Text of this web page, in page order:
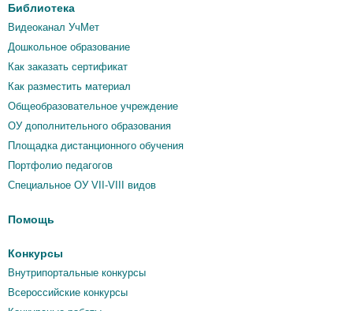
Библиотека
Видеоканал УчМет
Дошкольное образование
Как заказать сертификат
Как разместить материал
Общеобразовательное учреждение
ОУ дополнительного образования
Площадка дистанционного обучения
Портфолио педагогов
Специальное ОУ VII-VIII видов
Помощь
Конкурсы
Внутрипортальные конкурсы
Всероссийские конкурсы